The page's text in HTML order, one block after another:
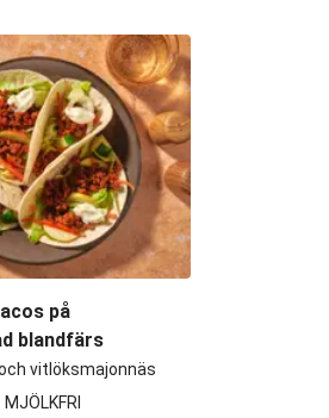
på
blandfärs
vitlöksmajonnäs
MJÖLKFRI